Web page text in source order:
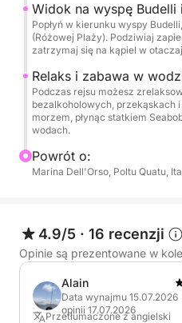
korzystając z łodzi
niezapomniane i pełne
doświadczenie.
Ten całodniowy rejs to
magii archipelagu La
pływanie i zapierające
jednego z
Widok na wyspę
Popłyń w kierunku wyspy
(Różowej Plaży). Podziwiaj
zatrzymaj się na kąpiel w
Relaks i zabawa w
Podczas rejsu możesz
bezalkoholowych, przekąskach
morzem, płynąc statkiem
wodach.
Powrót o:
Marina Dell'Orso, Poltu Quatu,
4.9/5 · 16 recenzji
Opinie są prezentowane w
Alain
Data wynajmu 15.07.2026
opinii 17.07.2026
Przetłumaczone z angielski